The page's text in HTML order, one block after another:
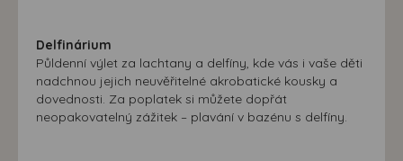
Delfinárium
Půldenní výlet za lachtany a delfíny, kde vás i vaše děti
nadchnou jejich neuvěřitelné akrobatické kousky a
dovednosti. Za poplatek si můžete dopřát
neopakovatelný zážitek – plavání v bazénu s delfíny.